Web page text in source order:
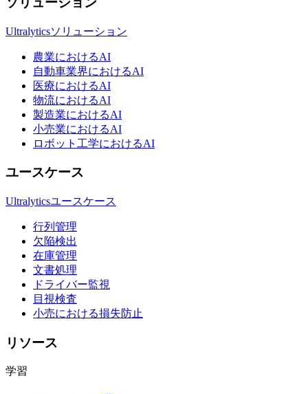
Ultralyticsソリューション
農業におけるAI
自動車業界におけるAI
医療におけるAI
物流におけるAI
製造業におけるAI
小売業におけるAI
ロボット工学におけるAI
ユースケース
Ultralyticsユースケース
行列管理
欠陥検出
在庫管理
文書処理
ドライバー監視
目視検査
小売における損失防止
リソース
学習